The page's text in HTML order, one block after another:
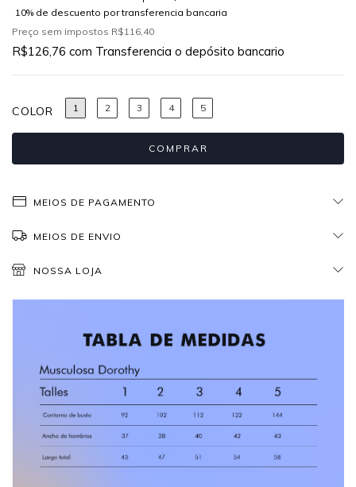
Preço sem impostos R$116,40
R$126,76 com Transferencia o depósito bancario
COLOR 1 2 3 4 5
MEIOS DE PAGAMENTO
MEIOS DE ENVIO
NOSSA LOJA